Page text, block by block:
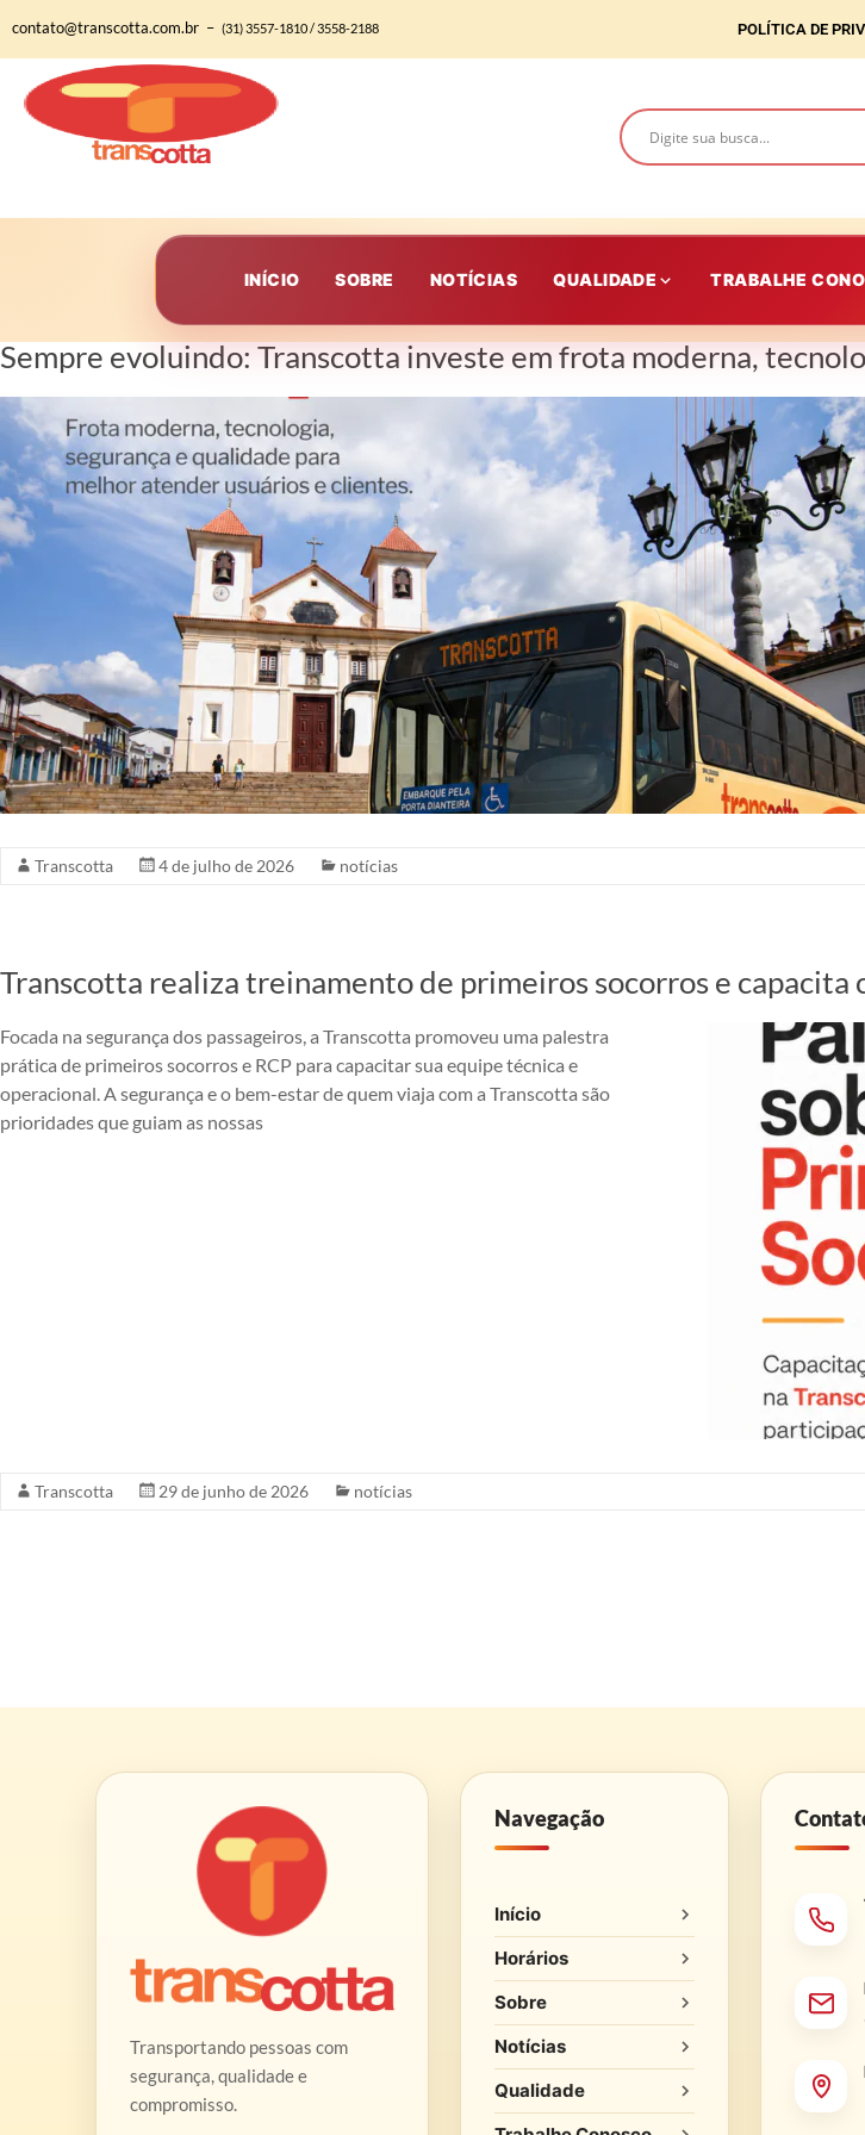
contato@transcotta.com.br – (31) 3557-1810 / 3558-2188 POLÍTICA DE
INÍCIO SOBRE NOTÍCIAS QUALIDADE TRABALHE
Sempre evoluindo: Transcotta investe em frota moderna,
Transcotta 4 de julho de 2026 notícias
Transcotta realiza treinamento de primeiros socorros e capacita
Focada na segurança dos passageiros, a Transcotta promoveu uma palestra
prática de primeiros socorros e RCP para capacitar sua equipe técnica e
operacional. A segurança e o bem-estar de quem viaja com a Transcotta são
prioridades que guiam as nossas
Transcotta 29 de junho de 2026 notícias
Transportando pessoas com
segurança, qualidade e
compromisso.
Navegação
Início
Horários
Sobre
Notícias
Qualidade